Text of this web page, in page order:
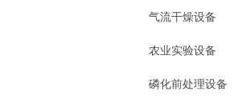
气流干燥设备
农业实验设备
磷化前处理设备